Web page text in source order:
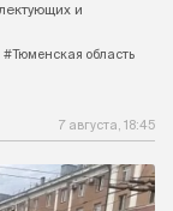
и
#Тюменская область
7 августа, 18:45